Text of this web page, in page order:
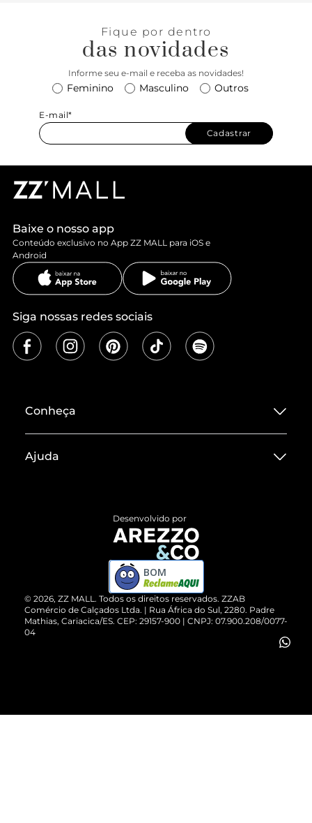
Fique por dentro
das novidades
Informe seu e-mail e receba as novidades!
Feminino Masculino Outros
E-mail*
Cadastrar
Baixe o nosso app
Conteúdo exclusivo no App ZZ MALL para iOS e
Android
Siga nossas redes sociais
Conheça
Termos de Uso
ZZ MALL é confiável
Cartão Presente
Vendas Corporativas
Ajuda
Devolução do Produto
Compre pelo WhatsApp
© 2026, ZZ MALL. Todos os direitos reservados. ZZAB
Comércio de Calçados Ltda. | Rua África do Sul, 2280. Padre
Mathias, Cariacica/ES. CEP: 29157-900 | CNPJ: 07.900.208/0077-
04
Desenvolvido por
BOM